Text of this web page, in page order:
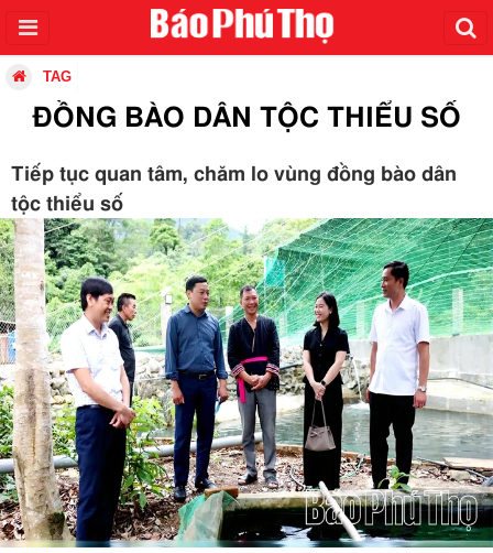
TAG
ĐỒNG BÀO DÂN TỘC THIỂU SỐ
Tiếp tục quan tâm, chăm lo vùng đồng bào dân
tộc thiểu số